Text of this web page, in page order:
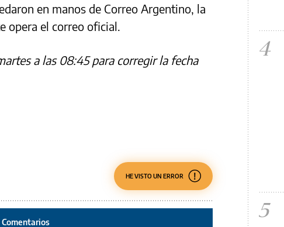
en manos de Correo Argentino, la
opera el correo oficial.
a las 08:45 para corregir la fecha
HE VISTO UN ERROR
Comentarios
4
5